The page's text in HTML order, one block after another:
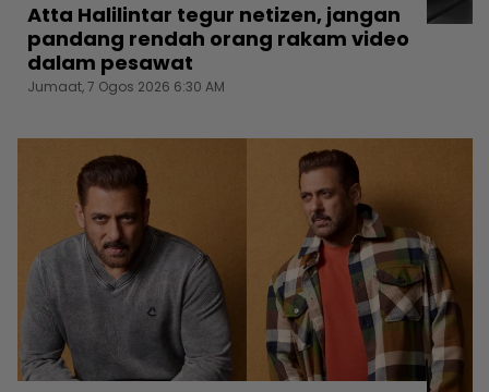
Atta Halilintar tegur netizen, jangan
pandang rendah orang rakam video
dalam pesawat
Jumaat, 7 Ogos 2026 6:30 AM